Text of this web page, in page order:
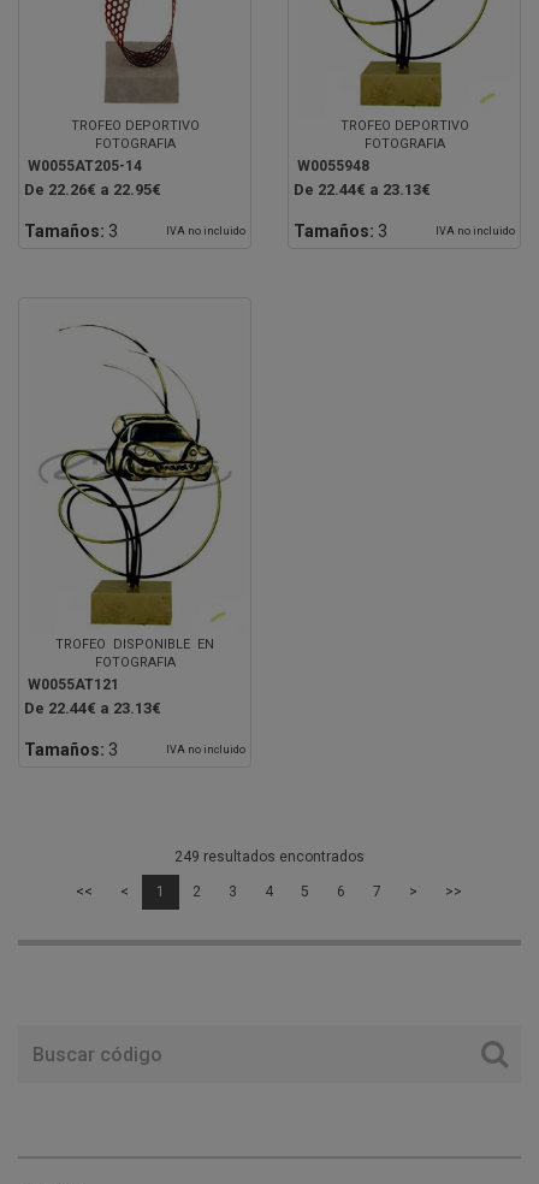
TROFEO DEPORTIVO
FOTOGRAFIA
W0055AT205-14
De 22.26€ a 22.95€
Tamaños: 3 IVA no incluido
TROFEO DEPORTIVO
FOTOGRAFIA
W0055948
De 22.44€ a 23.13€
Tamaños: 3 IVA no incluido
TROFEO DISPONIBLE EN
FOTOGRAFIA
W0055AT121
De 22.44€ a 23.13€
Tamaños: 3 IVA no incluido
249 resultados encontrados
<< < 1 2 3 4 5 6 7 > >>